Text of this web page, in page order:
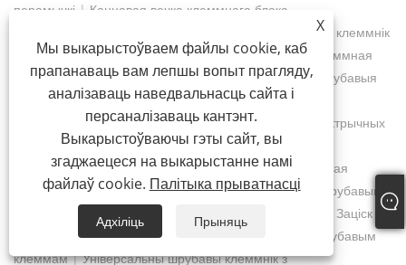
перамычкі | Канцавая вечка клеммнага блока
Універсальны клеммнік
для кабеля сілкавання|Нізкавольтная шрубавая клеммная
калодка|Раздымы правадоў клеммнай калодкі|
Шрубавыя
клеммы|Клеммная калодка з шрубавым
мацаваннем|Двухслаёвыя клеммныя блокі для электрычных
правадоў|Двухслаёвая шрубавая клеммная
калодка|Шрубавыя клеммы для Din-рэйкі|Клеммная
калодка шрубавых злучэнняў PE|Клемныя блокі з шрубавымі
Укруціце клеммную калодку зазямлення
Заціск
для шрубавых клемм|Канцавы заціск раздыма з шрубавым
клеммам|Універсальны шрубавы клеммнік з
X
Мы выкарыстоўваем файлы cookie, каб
прапанаваць вам лепшы вопыт прагляду,
аналізаваць наведвальнасць сайта і
персаналізаваць кантэнт.
Выкарыстоўваючы гэты сайт, вы
згаджаецеся на выкарыстанне намі
файлаў cookie. Палітыка прыватнасці
Адхіліць Прыняць